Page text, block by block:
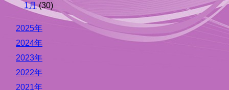
1月(30)
2025年
2024年
2023年
2022年
2021年